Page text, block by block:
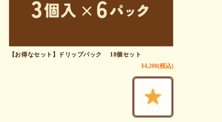
【お得なセット】ドリップパック 18個セット
¥4,200(税込)